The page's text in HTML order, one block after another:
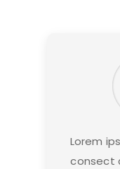
Lorem
consect